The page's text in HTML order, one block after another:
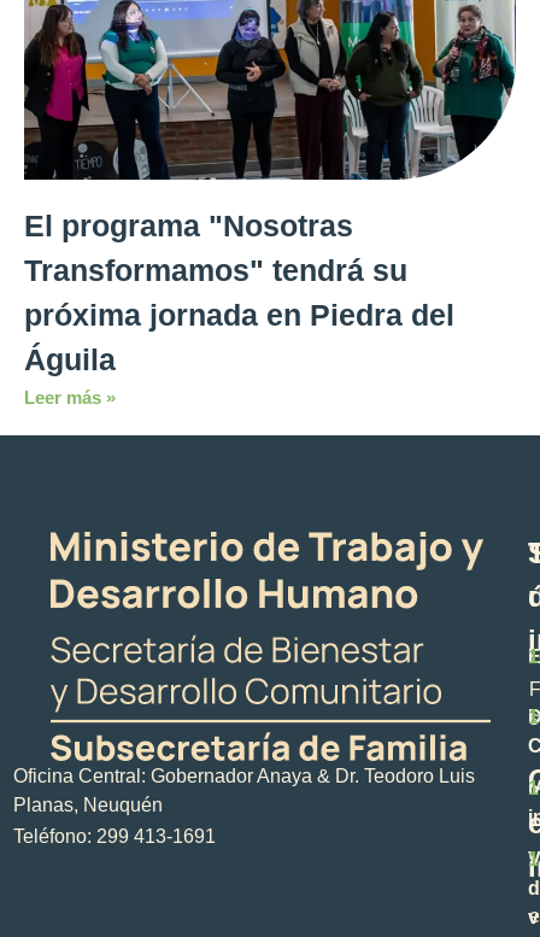
El programa "Nosotras
Transformamos" tendrá su
próxima jornada en Piedra del
Águila
Leer más »
Oficina Central: Gobernador Anaya & Dr. Teodoro Luis
Planas, Neuquén
Teléfono: 299 413-1691